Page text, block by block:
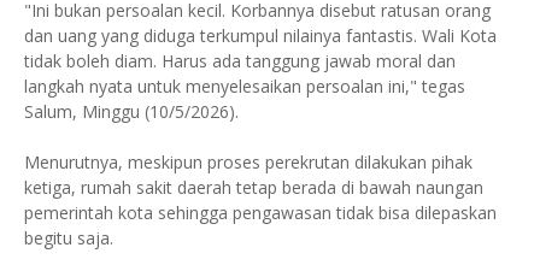
"Ini bukan persoalan kecil. Korbannya disebut ratusan orang
dan uang yang diduga terkumpul nilainya fantastis. Wali Kota
tidak boleh diam. Harus ada tanggung jawab moral dan
langkah nyata untuk menyelesaikan persoalan ini," tegas
Salum, Minggu (10/5/2026).
Menurutnya, meskipun proses perekrutan dilakukan pihak
ketiga, rumah sakit daerah tetap berada di bawah naungan
pemerintah kota sehingga pengawasan tidak bisa dilepaskan
begitu saja.